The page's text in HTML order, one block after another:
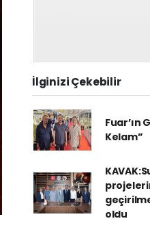
İlginizi Çekebilir
Fuar’ın
Kelam”
oldu